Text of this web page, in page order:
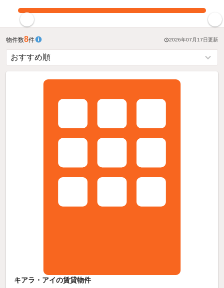
物件数8件 2026年07月17日更新
キアラ・アイの賃貸物件